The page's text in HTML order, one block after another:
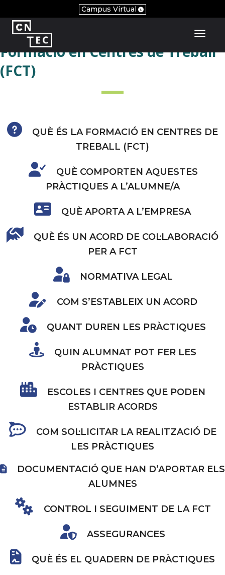
Campus Virtual
Formació en Centres de Treball
(FCT)
QUÈ ÉS LA FORMACIÓ EN CENTRES DE
TREBALL (FCT)
QUÈ COMPORTEN AQUESTES
PRÀCTIQUES A L’ALUMNE/A
QUÈ APORTA A L’EMPRESA
QUÈ ÉS UN ACORD DE COL·LABORACIÓ
PER A FCT
NORMATIVA LEGAL
COM S’ESTABLEIX UN ACORD
QUANT DUREN LES PRÀCTIQUES
QUIN ALUMNAT POT FER LES
PRÀCTIQUES
ESCOLES I CENTRES QUE PODEN
ESTABLIR ACORDS
COM SOL·LICITAR LA REALITZACIÓ DE
LES PRÀCTIQUES
DOCUMENTACIÓ QUE HAN D’APORTAR ELS
ALUMNES
CONTROL I SEGUIMENT DE LA FCT
ASSEGURANCES
QUÈ ÉS EL QUADERN DE PRÀCTIQUES